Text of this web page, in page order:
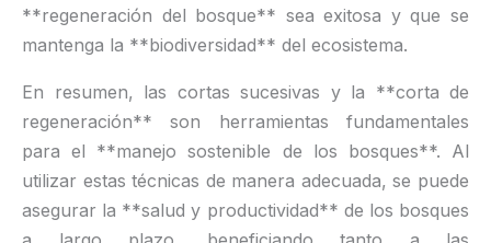
**regeneración del bosque** sea exitosa y que se
mantenga la **biodiversidad** del ecosistema.
En resumen, las cortas sucesivas y la **corta de
regeneración** son herramientas fundamentales
para el **manejo sostenible de los bosques**. Al
utilizar estas técnicas de manera adecuada, se puede
asegurar la **salud y productividad** de los bosques